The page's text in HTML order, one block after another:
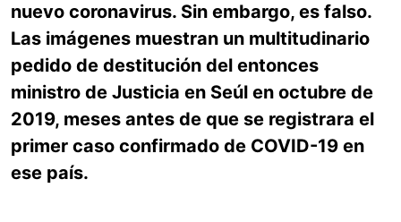
nuevo coronavirus. Sin embargo, es falso.
Las imágenes muestran un multitudinario
pedido de destitución del entonces
ministro de Justicia en Seúl en octubre de
2019, meses antes de que se registrara el
primer caso confirmado de COVID-19 en
ese país.